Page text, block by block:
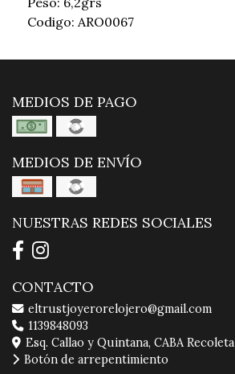
Codigo: ARO0067
MEDIOS DE PAGO
MEDIOS DE ENVÍO
NUESTRAS REDES SOCIALES
CONTACTO
eltrustjoyerorelojero@gmail.com
1139848093
Esq. Callao y Quintana, CABA Recoleta
Botón de arrepentimiento